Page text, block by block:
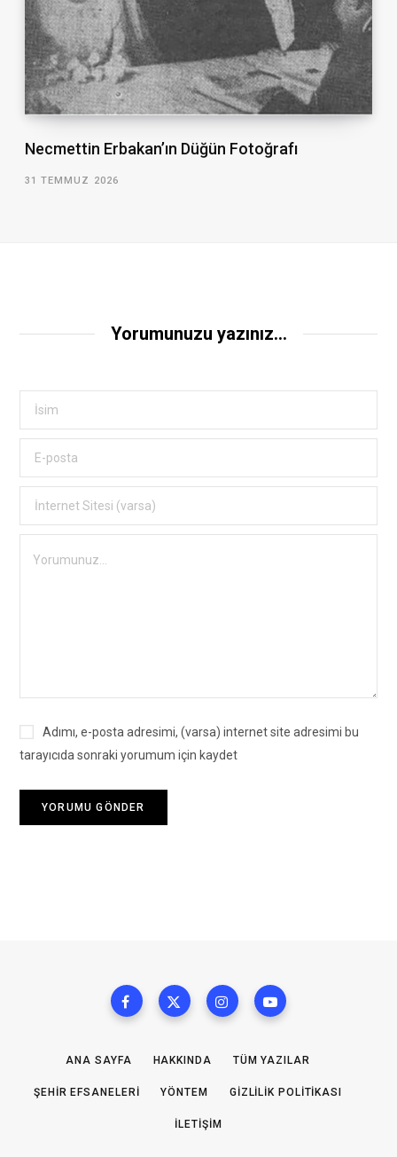
Necmettin Erbakan’ın Düğün Fotoğrafı
31 TEMMUZ 2026
Yorumunuzu yazınız...
Adımı, e-posta adresimi, (varsa) internet site adresimi bu
tarayıcıda sonraki yorumum için kaydet
ANA SAYFA HAKKINDA TÜM YAZILAR
ŞEHIR EFSANELERI YÖNTEM GIZLILIK POLITIKASI
İLETIŞIM